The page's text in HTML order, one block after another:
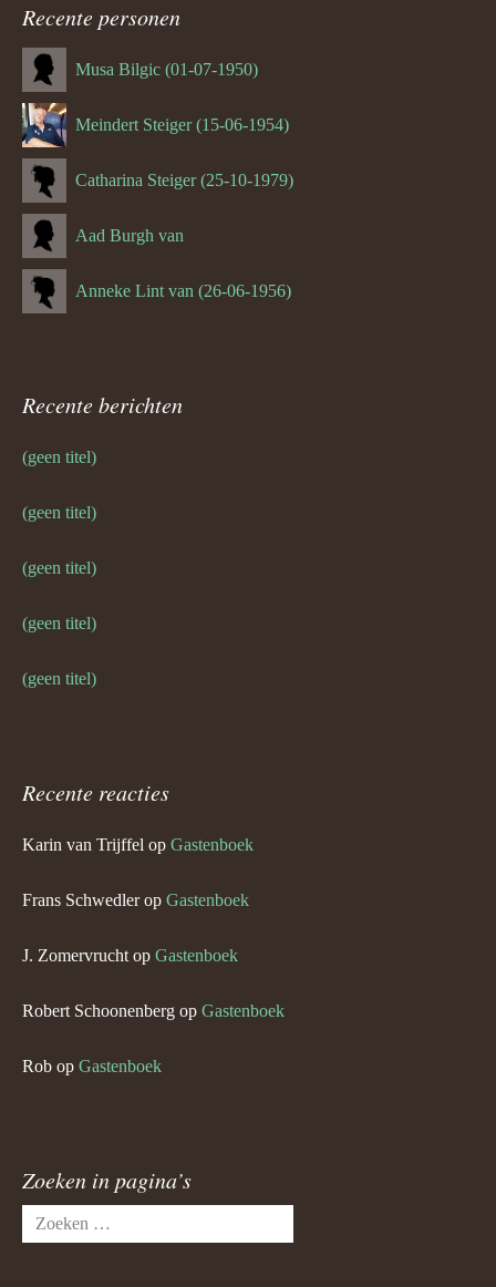
Recente personen
Musa Bilgic (01-07-1950)
Meindert Steiger (15-06-1954)
Catharina Steiger (25-10-1979)
Aad Burgh van
Anneke Lint van (26-06-1956)
Recente berichten
(geen titel)
(geen titel)
(geen titel)
(geen titel)
(geen titel)
Recente reacties
Karin van Trijffel op Gastenboek
Frans Schwedlerop Gastenboek
J. Zomervrucht op Gastenboek
Robert Schoonenberg op Gastenboek
Rob op Gastenboek
Zoeken in pagina’s
Zoeken
naar: